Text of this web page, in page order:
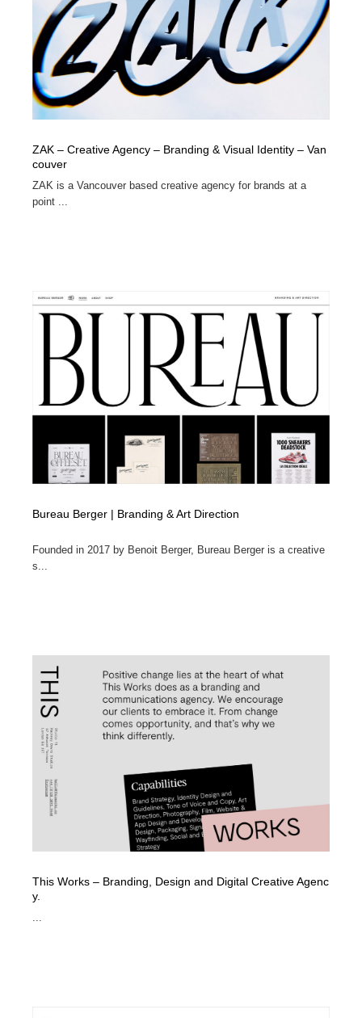
ZAK – Creative Agency – Branding & Visual Identity – Van
couver
ZAK is a Vancouver based creative agency for brands at a
point ...
Bureau Berger | Branding & Art Direction
Founded in 2017 by Benoit Berger, Bureau Berger is a creative
s...
This Works – Branding, Design and Digital Creative Agenc
y.